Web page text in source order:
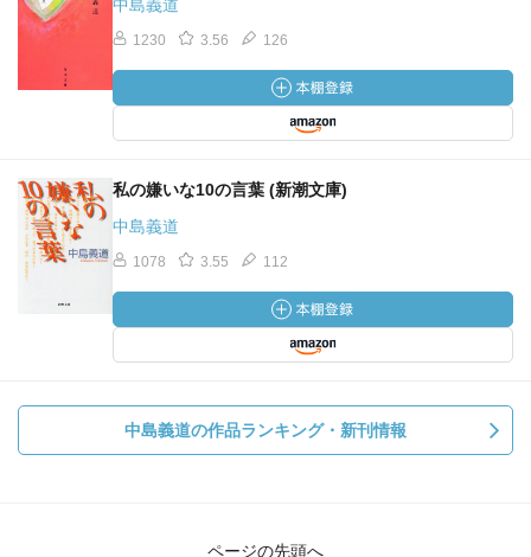
中島義道
1230 3.56 126
私の嫌いな10の言葉 (新潮文庫)
中島義道
1078 3.55 112
中島義道の作品ランキング・新刊情報
ページの先頭へ